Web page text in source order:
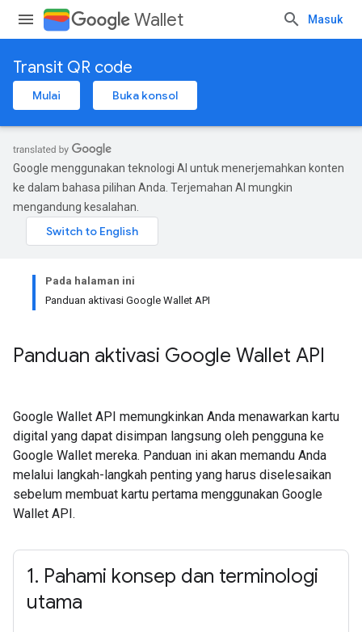
Wallet Masuk
Transit QR code
Mulai Buka konsol
Google menggunakan teknologi AI untuk menerjemahkan konten
ke dalam bahasa pilihan Anda. Terjemahan AI mungkin
mengandung kesalahan.
Pada halaman ini
Panduan aktivasi Google Wallet API
Panduan aktivasi Google Wallet API
Google Wallet API memungkinkan Anda menawarkan kartu
digital yang dapat disimpan langsung oleh pengguna ke
Google Wallet mereka. Panduan ini akan memandu Anda
melalui langkah-langkah penting yang harus diselesaikan
sebelum membuat kartu pertama menggunakan Google
Wallet API.
1. Pahami konsep dan terminologi
utama